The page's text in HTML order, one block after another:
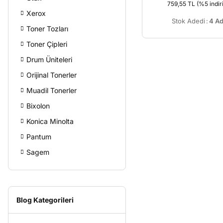
Xerox
Toner Tozları
Toner Çipleri
Drum Üniteleri
Orijinal Tonerler
Muadil Tonerler
Bixolon
Konica Minolta
Pantum
Sagem
Blog Kategorileri
759,55 TL (%5
Stok Adedi :4